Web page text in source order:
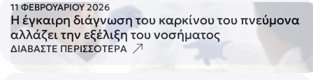
11 ΦΕΒΡΟΥΑΡΙΟΥ 2026
Η έγκαιρη διάγνωση του καρκίνου του πνεύμονα
αλλάζει την εξέλιξη του νοσήματος
ΔΙΑΒΑΣΤΕ ΠΕΡΙΣΣΟΤΕΡΑ